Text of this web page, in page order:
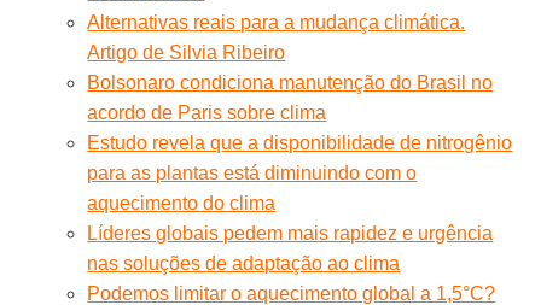
Alternativas reais para a mudança climática.
Artigo de Silvia Ribeiro
Bolsonaro condiciona manutenção do Brasil no
acordo de Paris sobre clima
Estudo revela que a disponibilidade de nitrogênio
para as plantas está diminuindo com o
aquecimento do clima
Líderes globais pedem mais rapidez e urgência
nas soluções de adaptação ao clima
Podemos limitar o aquecimento global a 1,5°C?